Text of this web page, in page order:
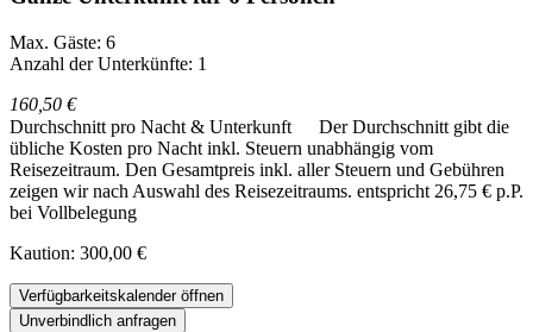
Max. Gäste: 6
Anzahl der Unterkünfte: 1
160,50 €
Durchschnitt pro Nacht & Unterkunft
Der Durchschnitt gibt die
übliche Kosten pro Nacht inkl. Steuern unabhängig vom
Reisezeitraum. Den Gesamtpreis inkl. aller Steuern und Gebühren
zeigen wir nach Auswahl des Reisezeitraums. entspricht 26,75 € p.P.
bei Vollbelegung
Kaution: 300,00 €
Verfügbarkeitskalender öffnen
Unverbindlich anfragen